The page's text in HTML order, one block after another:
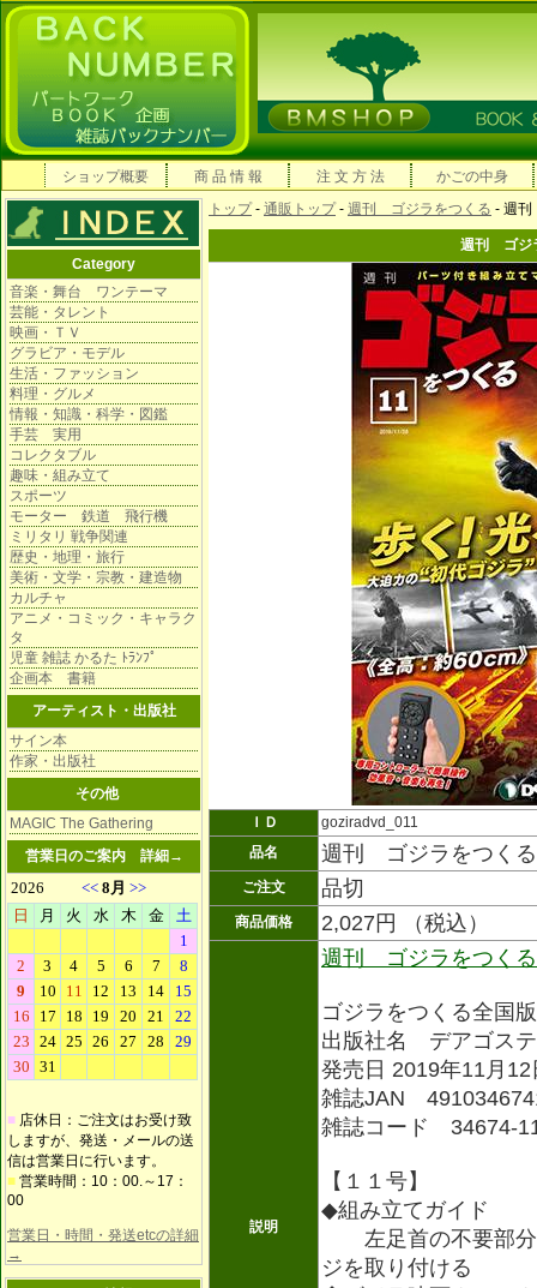
ショップ概要 商 品 情 報 注 文 方 法 かごの中身
Category
音楽・舞台 ワンテーマ
芸能・タレント
映画・ＴＶ
グラビア・モデル
生活・ファッション
料理・グルメ
情報・知識・科学・図鑑
手芸 実用
コレクタブル
趣味・組み立て
スポーツ
モーター 鉄道 飛行機
ミリタリ 戦争関連
歴史・地理・旅行
美術・文学・宗教・建造物
カルチャ
アニメ・コミック・キャラク
タ
児童 雑誌 かるた ﾄﾗﾝﾌﾟ
企画本 書籍
アーティスト・出版社
サイン本
作家・出版社
その他
MAGIC The Gathering
営業日のご案内 詳細→
■ 店休日：ご注文はお受け致
しますが、発送・メールの送
信は営業日に行います。
■ 営業時間：10：00.～17：
00
営業日・時間・発送etcの詳細
→
トップ- 通販トップ- 週刊 ゴジラをつくる - 週
週刊 ゴジ
ＩＤ
goziradvd_011
品名
週刊 ゴジラをつく
ご注文 品切
商品価格 2,027円 （税込）
説明
週刊 ゴジラをつく
ゴジラをつくる全国
出版社名 デアゴス
発売日 2019年11月12
雑誌JAN
雑誌コード 34674-
【１１号】
◆組み立てガイド
左足首の不要部分
ジを取り付ける